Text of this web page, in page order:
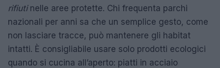
rifiutinelle aree protette. Chi frequenta parchi
nazionali per anni sa che un semplice gesto, come
non lasciare tracce, può mantenere gli habitat
intatti. È consigliabile usare solo prodotti ecologici
quando si cucina all’aperto: piatti in acciaio